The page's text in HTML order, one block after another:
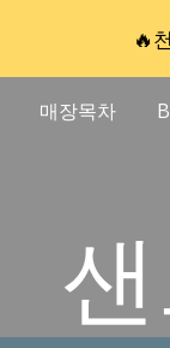
🔥
매장목차